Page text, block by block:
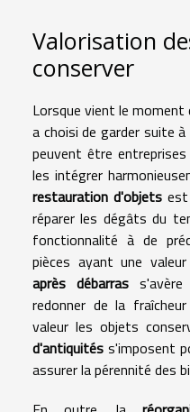
Valorisation
conserver
Lorsque vient le
a choisi de garder suite
peuvent être
les intégrer
restauration d'objets
réparer les dégâts du
fonctionnalité à de
pièces ayant une
après débarras
redonner de la
valeur les objets
d'antiquités s'imposent
assurer la pérennité des